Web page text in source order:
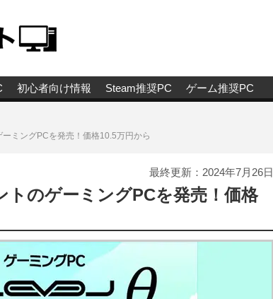
初心者向け情報 Steam推奨PC ゲーム推奨PC
ミングPCを発売！価格10.5万円から
最終更新： 2024年7月26日
トのゲーミングPCを発売！価格